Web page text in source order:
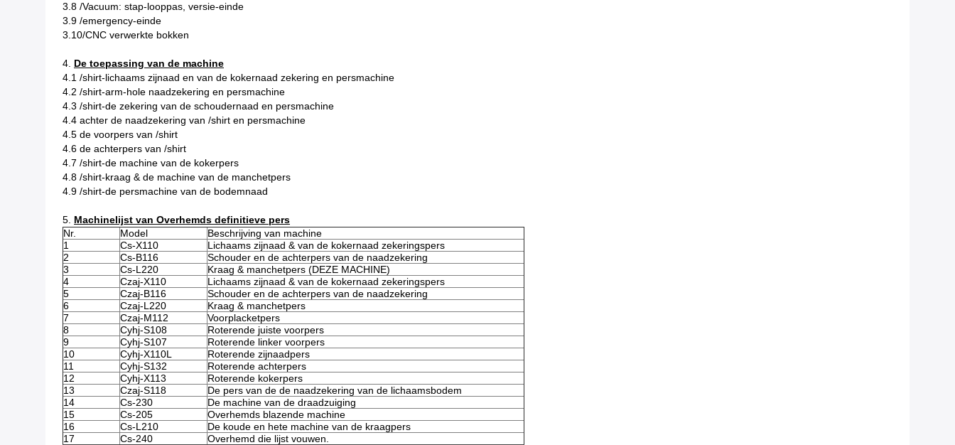
3.8 /Vacuum: stap-looppas, versie-einde
3.9 /emergency-einde
3.10/CNC verwerkte bokken
4. De toepassing van de machine
4.1 /shirt-lichaams zijnaad en van de kokernaad zekering en persmachine
4.2 /shirt-arm-hole naadzekering en persmachine
4.3 /shirt-de zekering van de schoudernaad en persmachine
4.4 achter de naadzekering van /shirt en persmachine
4.5 de voorpers van /shirt
4.6 de achterpers van /shirt
4.7 /shirt-de machine van de kokerpers
4.8 /shirt-kraag & de machine van de manchetpers
4.9 /shirt-de persmachine van de bodemnaad
5. Machinelijst van Overhemds definitieve pers
Nr.
Model
Beschrijving van machine
1
Cs-X110
Lichaams zijnaad & van de kokernaad zekeringspers
2
Cs-B116
Schouder en de achterpers van de naadzekering
3
Cs-L220
Kraag & manchetpers (DEZE MACHINE)
4
Czaj-X110
Lichaams zijnaad & van de kokernaad zekeringspers
5
Czaj-B116
Schouder en de achterpers van de naadzekering
6
Czaj-L220
Kraag & manchetpers
7
Czaj-M112
Voorplacketpers
8
Cyhj-S108
Roterende juiste voorpers
9
Cyhj-S107
Roterende linker voorpers
10
Cyhj-X110L
Roterende zijnaadpers
11
Cyhj-S132
Roterende achterpers
12
Cyhj-X113
Roterende kokerpers
13
Czaj-S118
De pers van de de naadzekering van de lichaamsbodem
14
Cs-230
De machine van de draadzuiging
15
Cs-205
Overhemds blazende machine
16
Cs-L210
De koude en hete machine van de kraagpers
17
Cs-240 Overhemd die lijst vouwen.